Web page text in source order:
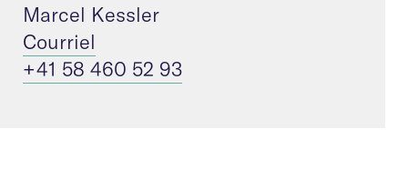
Marcel Kessler
Courriel
+41 58 460 52 93